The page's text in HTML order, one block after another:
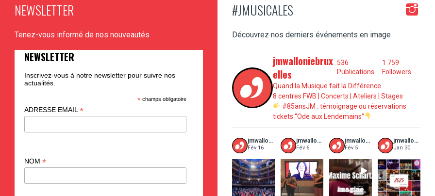
NEWSLETTER
Tenez-vous informé de nos nouveautés
NEWSLETTER
Inscrivez-vous à notre newsletter pour suivre nos
actualités.
* champs obligatoire
ADRESSE EMAIL *
NOM *
#JMUSICALES
Découvrez nos derniers événements en image
jmwalloniebrux
elles
536
Publications
1 759
Followers
Quand la Musique fait la Différence
8 centres FWB | Concerts | Ateliers | Stages
#85ansJM : témoignage ou réservations
tickets “Ode aux Lendemains”
jmwalloniebruxelles
Fév 16
jmwalloniebruxelles
Fév 6
jmwalloniebruxelles
Fév 5
jmwalloniebruxelles
Jan 30